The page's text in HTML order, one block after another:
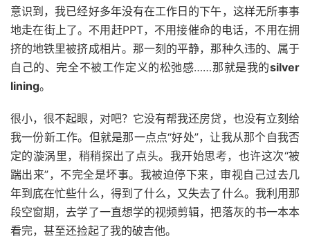
意识到，我已经好多年没有在工作日的下午，这样无所事事
地走在街上了。不用赶PPT，不用接催命的电话，不用在拥
挤的地铁里被挤成相片。那一刻的平静，那种久违的、属于
自己的、完全不被工作定义的松弛感……那就是我的silver
lining。
很小，很不起眼，对吧？它没有帮我还房贷，也没有立刻给
我一份新工作。但就是那一点点“好处”，让我从那个自我否
定的漩涡里，稍稍探出了点头。我开始思考，也许这次“被
踹出来”，不完全是坏事。我被迫停下来，审视自己过去几
年到底在忙些什么，得到了什么，又失去了什么。我利用那
段空窗期，去学了一直想学的视频剪辑，把落灰的书一本本
看完，甚至还捡起了我的破吉他。